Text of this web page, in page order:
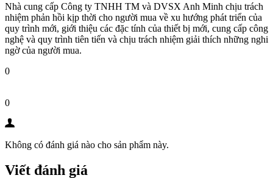
Nhà cung cấp Công ty TNHH TM và DVSX Anh Minh chịu trách
nhiệm phản hồi kịp thời cho người mua về xu hướng phát triển của
quy trình mới, giới thiệu các đặc tính của thiết bị mới, cung cấp công
nghệ và quy trình tiên tiến và chịu trách nhiệm giải thích những nghi
ngờ của người mua.
0
0
Không có đánh giá nào cho sản phẩm này.
Viết đánh giá